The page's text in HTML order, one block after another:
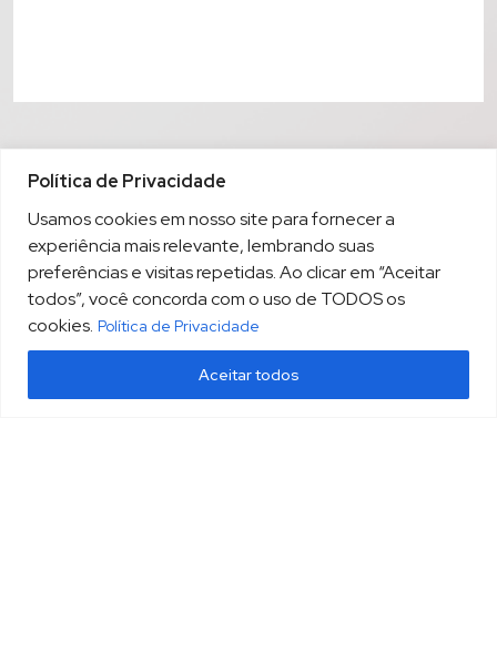
Política de Privacidade
Usamos cookies em nosso site para fornecer a
experiência mais relevante, lembrando suas
preferências e visitas repetidas. Ao clicar em “Aceitar
todos”, você concorda com o uso de TODOS os
cookies. Política de Privacidade
Aceitar todos